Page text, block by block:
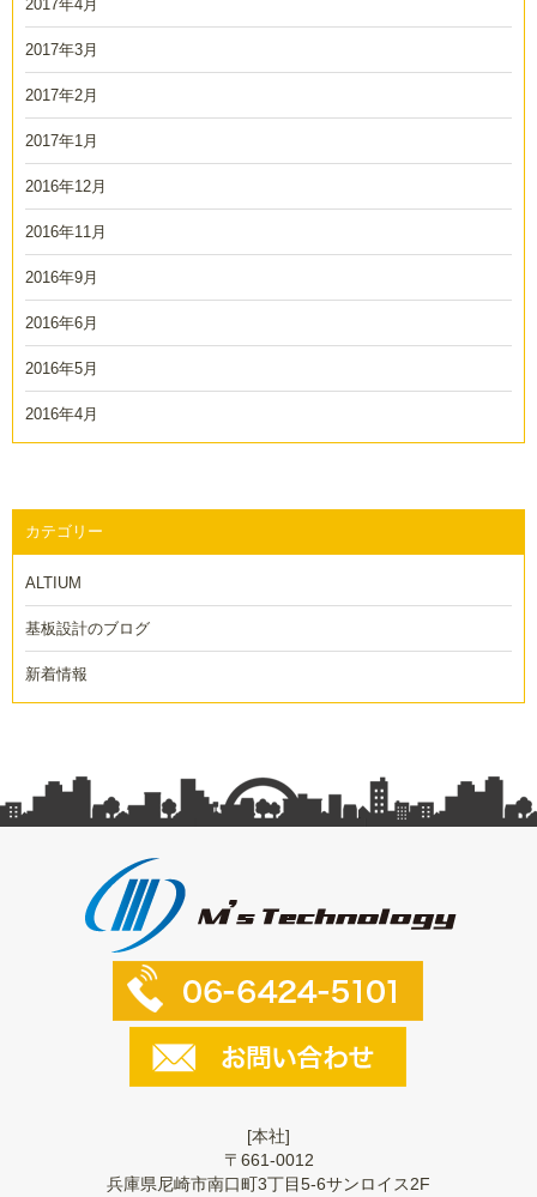
2017年4月
2017年3月
2017年2月
2017年1月
2016年12月
2016年11月
2016年9月
2016年6月
2016年5月
2016年4月
カテゴリー
ALTIUM
基板設計のブログ
新着情報
[本社]
〒661-0012
兵庫県尼崎市南口町3丁目5-6サンロイス2F